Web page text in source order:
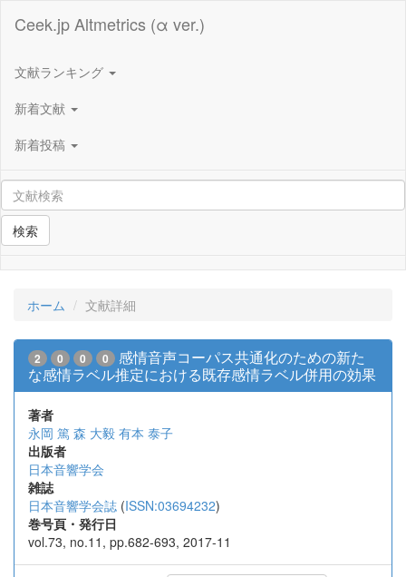
Ceek.jp Altmetrics (α ver.)
文献ランキング
新着文献
新着投稿
検索
ホーム 文献詳細
2 0 0 0
感情音声コーパス共通化のための新た
な感情ラベル推定における既存感情ラベル併用の効果
著者
永岡 篤 森 大毅 有本 泰子
出版者
日本音響学会
雑誌
日本音響学会誌 (ISSN:03694232)
巻号頁・発行日
vol.73, no.11, pp.682-693, 2017-11